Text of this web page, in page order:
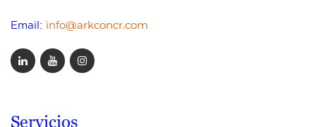
Email: info@arkconcr.com
Servicios